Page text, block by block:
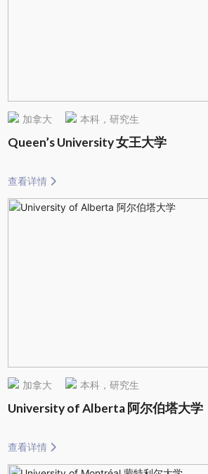
加拿大 本科，研究生
Queen’s University 女王大学
查看详情
加拿大 本科，研究生
University of Alberta 阿尔伯塔大学
查看详情